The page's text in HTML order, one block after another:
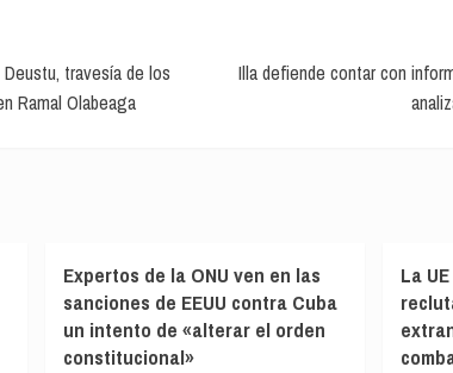
travesía de los
Ramal Olabeaga
Illa defiende contar con
Expertos de la ONU ven en las
sanciones de EEUU contra Cuba
un intento de «alterar el orden
constitucional»
La